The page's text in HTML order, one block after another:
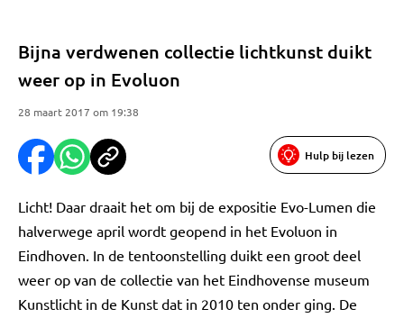
Bijna verdwenen collectie lichtkunst duikt
weer op in Evoluon
28 maart 2017 om 19:38
Hulp bij lezen
Licht! Daar draait het om bij de expositie Evo-Lumen die
halverwege april wordt geopend in het Evoluon in
Eindhoven. In de tentoonstelling duikt een groot deel
weer op van de collectie van het Eindhovense museum
Kunstlicht in de Kunst dat in 2010 ten onder ging. De